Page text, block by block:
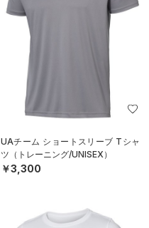
UAチーム ショートスリーブ Tシャ
ツ（トレーニング/UNISEX）
￥3,300